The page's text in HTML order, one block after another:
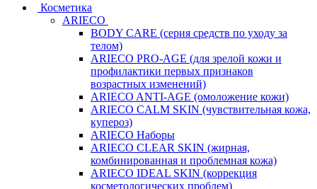
Косметика
ARIECO
BODY CARE (серия средств по уходу за
телом)
ARIECO PRO-AGE (для зрелой кожи и
профилактики первых признаков
возрастных изменений)
ARIECO ANTI-AGE (омоложение кожи)
ARIECO CALM SKIN (чувствительная кожа,
купероз)
ARIECO Наборы
ARIECO CLEAR SKIN (жирная,
комбинированная и проблемная кожа)
ARIECO IDEAL SKIN (коррекция
косметологических проблем)